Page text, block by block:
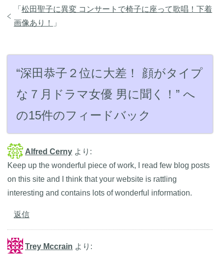
「 松田聖子に異変 コンサートで椅子に座って歌唱！下着
画像あり！
」
“深田恭子２位に大差！ 顔がタイプ
な７月ドラマ女優 男に聞く！” へ
の15件のフィードバック
Alfred Cerny より:
Keep up the wonderful piece of work, I read few blog posts
on this site and I think that your website is rattling
interesting and contains lots of wonderful information.
返信
Trey Mccrain より: